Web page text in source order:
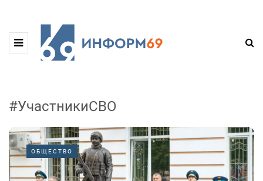
#УчастникиСВО
ОБЩЕСТВО